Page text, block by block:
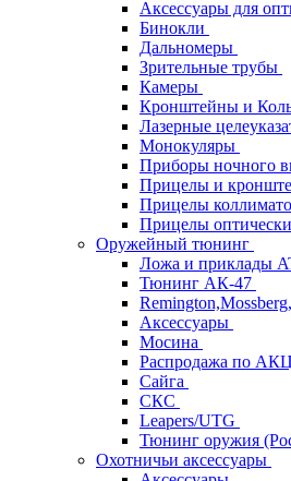
Аксессуары для
Бинокли
Дальномеры
Зрительные трубы
Камеры
Кронштейны и
Лазерные
Монокуляры
Приборы ночного
Прицелы и
Прицелы
Прицелы
Оружейный тюнинг
Ложа и приклады
Тюнинг АК-47
Аксессуары
Мосина
Распродажа по
Сайга
СКС
Leapers/UTG
Тюнинг оружия
Охотничьи аксессуары